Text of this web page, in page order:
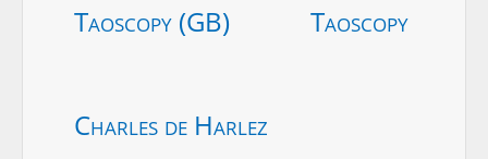
Taoscopy (GB) Taoscopy
Charles de Harlez